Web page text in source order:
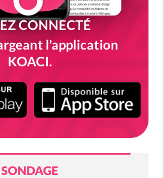
CONNECTÉ
l'application
KOACI.
SONDAGE